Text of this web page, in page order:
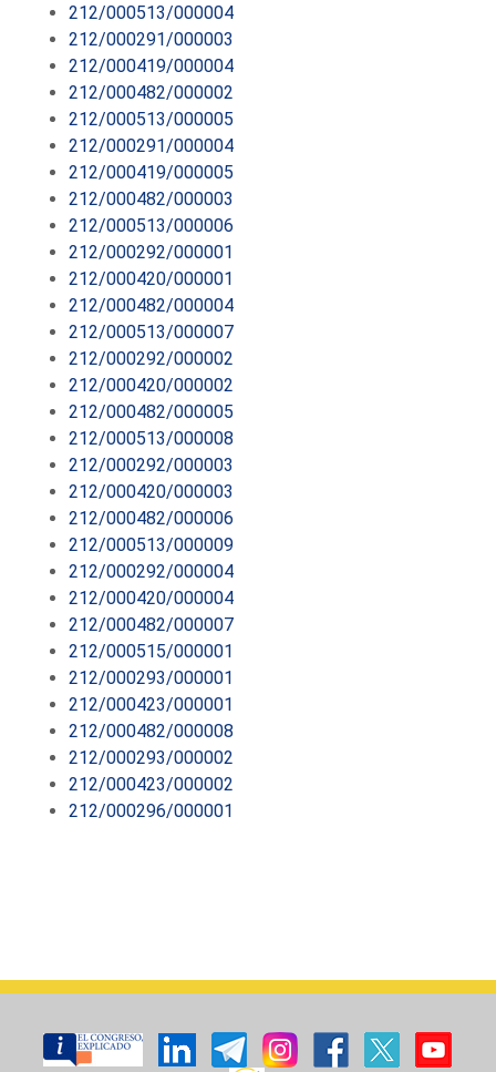
212/000513/000004
212/000291/000003
212/000419/000004
212/000482/000002
212/000513/000005
212/000291/000004
212/000419/000005
212/000482/000003
212/000513/000006
212/000292/000001
212/000420/000001
212/000482/000004
212/000513/000007
212/000292/000002
212/000420/000002
212/000482/000005
212/000513/000008
212/000292/000003
212/000420/000003
212/000482/000006
212/000513/000009
212/000292/000004
212/000420/000004
212/000482/000007
212/000515/000001
212/000293/000001
212/000423/000001
212/000482/000008
212/000293/000002
212/000423/000002
212/000296/000001